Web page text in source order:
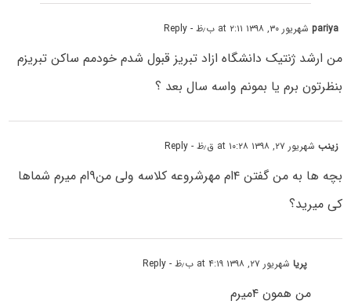
pariyaشهریور ۳۰, ۱۳۹۸ at ۲:۱۱ ب٫ظ - Reply
من ارشد ژنتیک دانشگاه ازاد تبریز قبول شدم خودمم ساکن تبریزم
بنظرتون برم یا بمونم واسه سال بعد ؟
زینبشهریور ۲۷, ۱۳۹۸ at ۱۰:۲۸ ق٫ظ - Reply
بچه ها به من گفتن ۴ام مهرشروعه کلاسه ولی من۹ام میرم شماها
کی میرید؟
پریاشهریور ۲۷, ۱۳۹۸ at ۴:۱۹ ب٫ظ - Reply
من همون ۴میرم